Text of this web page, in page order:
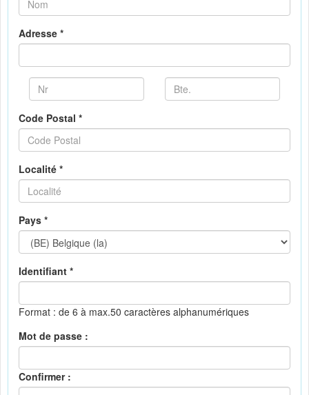
Adresse *
Code Postal *
Localité *
Pays *
Identifiant *
Format : de 6 à max.50 caractères alphanumériques
Mot de passe :
Confirmer :